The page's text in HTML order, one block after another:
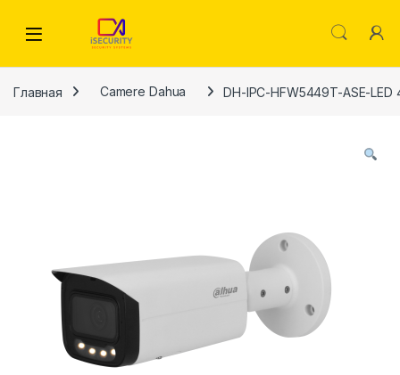
Главная Camere Dahua DH-IPC-HFW5449T-ASE-LED